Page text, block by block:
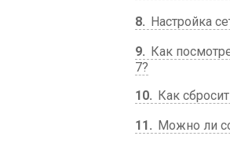
8
Настройка
9
Как
7?
10
Как
11
Можно ли